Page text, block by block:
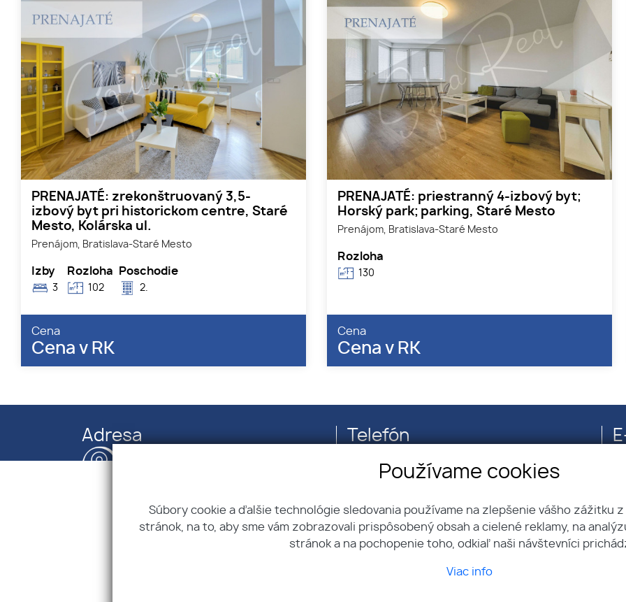
PRENAJATÉ: zrekonštruovaný 3,5-
izbový byt pri historickom centre, Staré
Mesto, Kolárska ul.
Prenájom, Bratislava-Staré Mesto
Izby
3
Rozloha
102
Poschodie
2.
Cena
Cena v RK
PRENAJATÉ: priestranný 4-izbový byt;
Horský park; parking, Staré Mesto
Prenájom, Bratislava-Staré Mesto
Rozloha
130
Cena
Cena v RK
Adresa
DIČ: 2121194053
Telefón
Ponuka nehnuteľností
Používame cookies
Súbory cookie a ďalšie technológie sledovania používame na zlepšenie vášho zážitku
stránok, na to, aby sme vám zobrazovali prispôsobený obsah a cielené reklamy, na
stránok a na pochopenie toho, odkiaľ naši návštevníci
Viac info